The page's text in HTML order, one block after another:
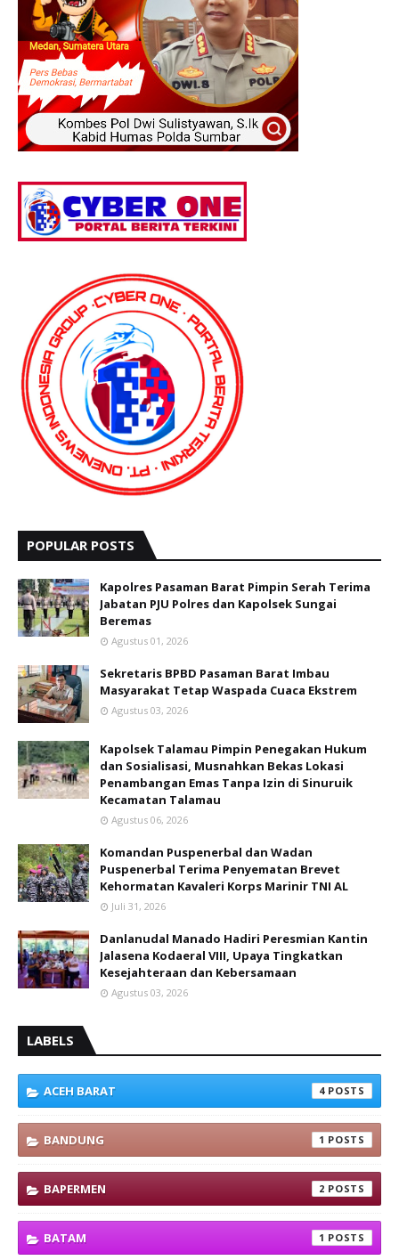
POPULAR POSTS
Kapolres Pasaman Barat Pimpin Serah Terima
Jabatan PJU Polres dan Kapolsek Sungai
Beremas
Agustus 01, 2026
Sekretaris BPBD Pasaman Barat Imbau
Masyarakat Tetap Waspada Cuaca Ekstrem
Agustus 03, 2026
Kapolsek Talamau Pimpin Penegakan Hukum
dan Sosialisasi, Musnahkan Bekas Lokasi
Penambangan Emas Tanpa Izin di Sinuruik
Kecamatan Talamau
Agustus 06, 2026
Komandan Puspenerbal dan Wadan
Puspenerbal Terima Penyematan Brevet
Kehormatan Kavaleri Korps Marinir TNI AL
Juli 31, 2026
Danlanudal Manado Hadiri Peresmian Kantin
Jalasena Kodaeral VIII, Upaya Tingkatkan
Kesejahteraan dan Kebersamaan
Agustus 03, 2026
LABELS
ACEH BARAT 4
BANDUNG 1
BAPERMEN 2
BATAM 1